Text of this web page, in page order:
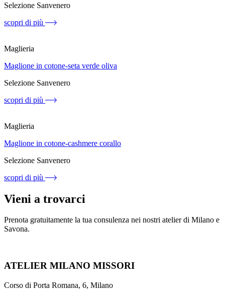
Selezione Sanvenero
scopri di più
Maglieria
Maglione in cotone-seta verde oliva
Selezione Sanvenero
scopri di più
Maglieria
Maglione in cotone-cashmere corallo
Selezione Sanvenero
scopri di più
Vieni a trovarci
Prenota gratuitamente la tua consulenza nei nostri atelier di Milano e
Savona.
ATELIER MILANO MISSORI
Corso di Porta Romana, 6, Milano